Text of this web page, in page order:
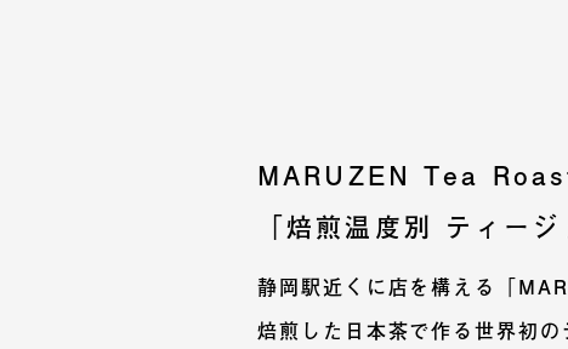
MARUZEN Tea
「焙煎温度別 ティージ
静岡駅近くに店を構える「
焙煎した日本茶で作る世界初